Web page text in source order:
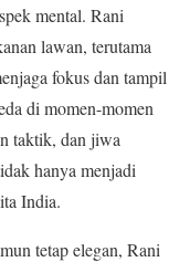
mental. Rani
lawan, terutama
fokus dan tampil
di momen-momen
taktik, dan jiwa
hanya menjadi
India.
tetap elegan, Rani